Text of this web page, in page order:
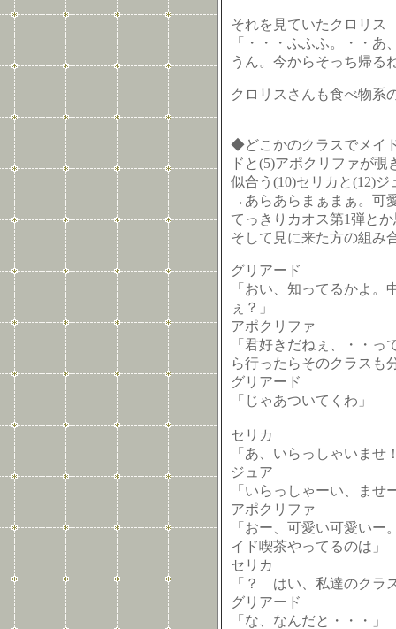
それを見ていたクロリス
「・・・ふふふ。・・
うん。今からそっち帰る
クロリスさんも食べ物系
◆どこかのクラスでメイ
ドと(5)アポクリファが
似合う(10)セリカと(12)ジ
→あらあらまぁまぁ。可
てっきりカオス第1弾と
そして見に来た方の組み
グリアード
「おい、知ってるかよ
ぇ？」
アポクリファ
「君好きだねぇ、・・
ら行ったらそのクラスも
グリアード
「じゃあついてくわ」
セリカ
「あ、いらっしゃいませ
ジュア
「いらっしゃーい、ませ
アポクリファ
「おー、可愛い可愛い
イド喫茶やってるのは」
セリカ
「？ はい、私達のクラ
グリアード
「な、なんだと・・・」